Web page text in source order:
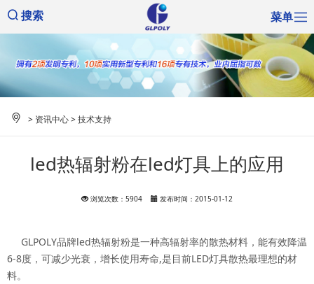
搜索 菜单
> 资讯中心>技术支持
led热辐射粉在led灯具上的应用
浏览次数：5904 发布时间：2015-01-12
GLPOLY品牌led热辐射粉是一种高辐射率的散热材料，能有效降温
6-8度，可减少光衰，增长使用寿命,是目前LED灯具散热最理想的材
料。